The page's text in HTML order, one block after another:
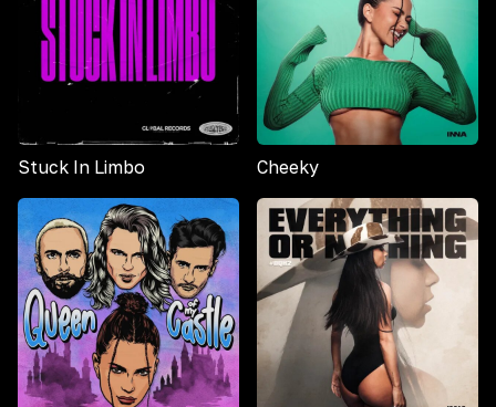
Stuck In Limbo Cheeky